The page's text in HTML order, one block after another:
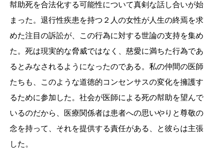
幇助死を合法化する可能性について真剣な話し合いが始
まった。退行性疾患を持つ２人の女性が人生の終焉を求
めた注目の訴訟が、この行為に対する世論の支持を集め
た。死は現実的な脅威ではなく、慈愛に満ちた行為であ
るとみなされるようになったのである。私の仲間の医師
たちも、このような道徳的コンセンサスの変化を擁護す
るために参加した。社会が医師による死の幇助を望んで
いるのだから、医療関係者は患者への思いやりと尊敬の
念を持って、それを提供する責任がある、と彼らは主張
した。